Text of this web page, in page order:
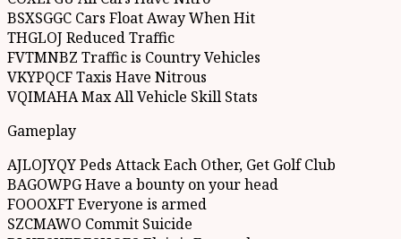
BSXSGGC Cars Float Away When Hit
THGLOJ Reduced Traffic
FVTMNBZ Traffic is Country Vehicles
VKYPQCF Taxis Have Nitrous
VQIMAHA Max All Vehicle Skill Stats
Gameplay
AJLOJYQY Peds Attack Each Other, Get Golf Club
BAGOWPG Have a bounty on your head
FOOOXFT Everyone is armed
SZCMAWO Commit Suicide